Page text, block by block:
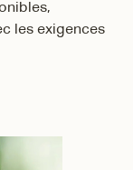
les exigences